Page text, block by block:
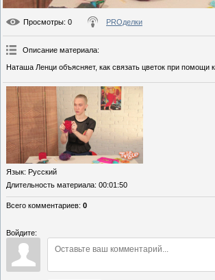
Просмотры: 0 PROделки
Описание материала:
Наташа Ленци объясняет, как связать цветок при помощи
Язык: Русский
Длительность материала: 00:01:50
Всего комментариев: 0
Войдите: